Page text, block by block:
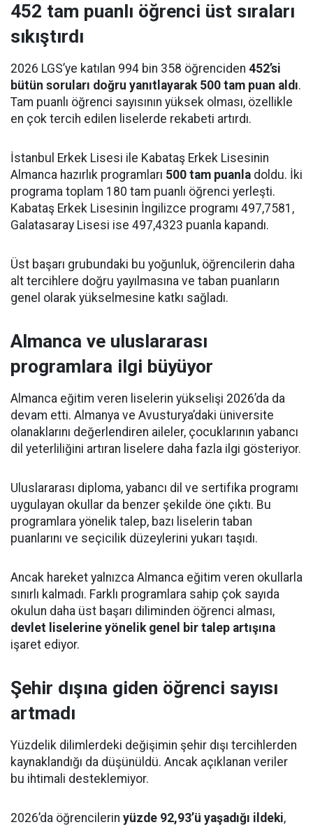
452 tam puanlı öğrenci üst sıraları
sıkıştırdı
2026 LGS’ye katılan 994 bin 358 öğrenciden 452’si
bütün soruları doğru yanıtlayarak 500 tam puan aldı.
Tam puanlı öğrenci sayısının yüksek olması, özellikle
en çok tercih edilen liselerde rekabeti artırdı.
İstanbul Erkek Lisesi ile Kabataş Erkek Lisesinin
Almanca hazırlık programları 500 tam puanla doldu. İki
programa toplam 180 tam puanlı öğrenci yerleşti.
Kabataş Erkek Lisesinin İngilizce programı 497,7581,
Galatasaray Lisesi ise 497,4323 puanla kapandı.
Üst başarı grubundaki bu yoğunluk, öğrencilerin daha
alt tercihlere doğru yayılmasına ve taban puanların
genel olarak yükselmesine katkı sağladı.
Almanca ve uluslararası
programlara ilgi büyüyor
Almanca eğitim veren liselerin yükselişi 2026’da da
devam etti. Almanya ve Avusturya’daki üniversite
olanaklarını değerlendiren aileler, çocuklarının yabancı
dil yeterliliğini artıran liselere daha fazla ilgi gösteriyor.
Uluslararası diploma, yabancı dil ve sertifika programı
uygulayan okullar da benzer şekilde öne çıktı. Bu
programlara yönelik talep, bazı liselerin taban
puanlarını ve seçicilik düzeylerini yukarı taşıdı.
Ancak hareket yalnızca Almanca eğitim veren okullarla
sınırlı kalmadı. Farklı programlara sahip çok sayıda
okulun daha üst başarı diliminden öğrenci alması,
devlet liselerine yönelik genel bir talep artışına
işaret ediyor.
Şehir dışına giden öğrenci sayısı
artmadı
Yüzdelik dilimlerdeki değişimin şehir dışı tercihlerden
kaynaklandığı da düşünüldü. Ancak açıklanan veriler
bu ihtimali desteklemiyor.
2026’da öğrencilerin yüzde 92,93’ü yaşadığı ildeki,